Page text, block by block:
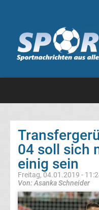
Fußball
Bundesliga
3.
Liga
DFB-
04 soll sich
einig sein
Freitag, 04.01.2019 -
Von: Asanka Schneider